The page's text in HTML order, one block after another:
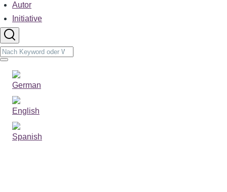
Autor
Initiative
Suche
Suche
Sprachumschalter